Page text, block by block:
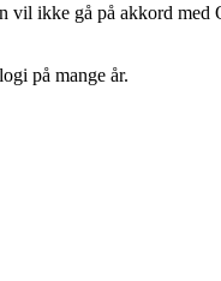
ikke gå på akkord med
på mange år.